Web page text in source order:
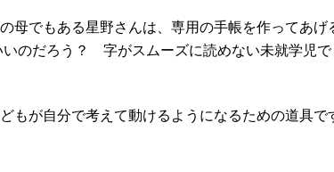
でもある星野さんは、専用の手帳を作ってあ
のだろう？ 字がスムーズに読めない未就学児
もが自分で考えて動けるようになるための道具